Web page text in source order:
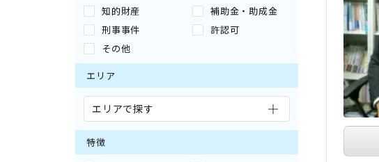
知的財産
補助金・助成金
刑事事件
許認可
その他
エリア
エリアで探す
特徴